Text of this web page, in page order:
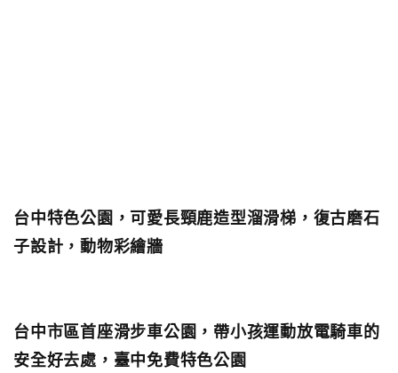
台中特色公園，可愛長頸鹿造型溜滑梯，復古磨石
子設計，動物彩繪牆
台中市區首座滑步車公園，帶小孩運動放電騎車的
安全好去處，臺中免費特色公園